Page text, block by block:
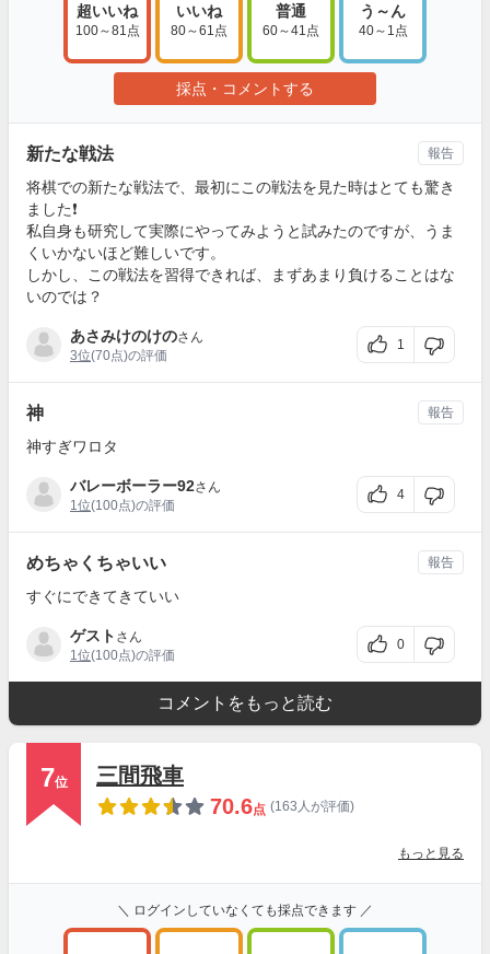
超いいね
100～81点
いいね
80～61点
普通
60～41点
う～ん
40～1点
採点・コメントする
新たな戦法
将棋での新たな戦法で、最初にこの戦法を見た時はとても驚き
ました❗
私自身も研究して実際にやってみようと試みたのですが、うま
くいかないほど難しいです。
しかし、この戦法を習得できれば、まずあまり負けることはな
いのでは？
あさみけのけのさん
3位(70点)の評価
1
報告
神
神すぎワロタ
バレーボーラー92さん
1位(100点)の評価
4
報告
めちゃくちゃいい
すぐにできてきていい
ゲスト さん
1位(100点)の評価
0
報告
コメントをもっと読む
7位
三間飛車
70.6点 (163人が評価)
もっと見る
＼ ログインしていなくても採点できます ／